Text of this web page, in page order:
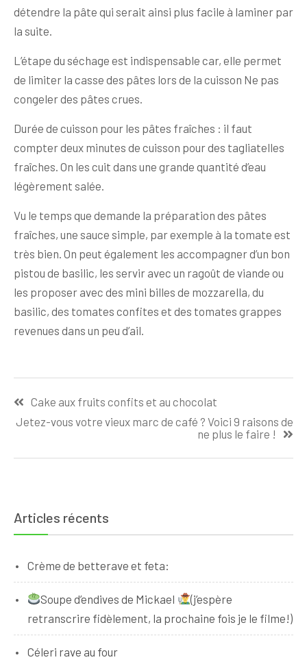
détendre la pâte qui serait ainsi plus facile à laminer par
la suite.
L’étape du séchage est indispensable car, elle permet
de limiter la casse des pâtes lors de la cuisson Ne pas
congeler des pâtes crues.
Durée de cuisson pour les pâtes fraîches : il faut
compter deux minutes de cuisson pour des tagliatelles
fraîches. On les cuit dans une grande quantité d’eau
légèrement salée.
Vu le temps que demande la préparation des pâtes
fraîches, une sauce simple, par exemple à la tomate est
très bien. On peut également les accompagner d’un bon
pistou de basilic, les servir avec un ragoût de viande ou
les proposer avec des mini billes de mozzarella, du
basilic, des tomates confites et des tomates grappes
revenues dans un peu d’ail.
Cake aux fruits confits et au chocolat
Jetez-vous votre vieux marc de café ? Voici 9 raisons de
ne plus le faire !
Articles récents
Crème de betterave et feta:
Soupe d’endives de Mickael
(j’espère
retranscrire fidèlement, la prochaine fois je le filme!)
Céleri rave au four